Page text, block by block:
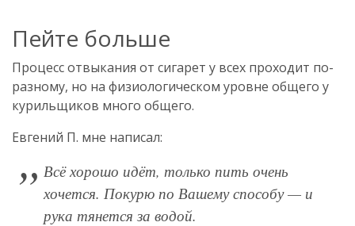
Пейте больше
Процесс отвыкания от сигарет у всех проходит по-
разному, но на физиологическом уровне общего у
курильщиков много общего.
Евгений П. мне написал:
Всё хорошо идёт, только пить очень
хочется. Покурю по Вашему способу — и
рука тянется за водой.